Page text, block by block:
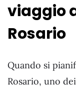
viaggio
Rosario
Quando si
Rosario, uno